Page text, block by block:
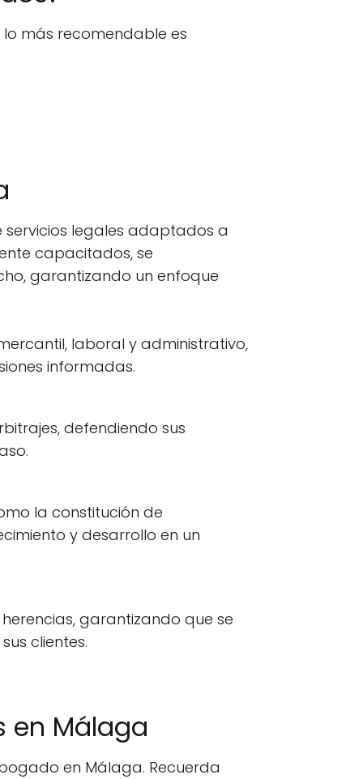
más recomendable es
legales adaptados a
capacitados, se
garantizando un enfoque
laboral y administrativo,
informadas.
defendiendo sus
la constitución de
y desarrollo en un
garantizando que se
clientes.
en Málaga
en Málaga. Recuerda